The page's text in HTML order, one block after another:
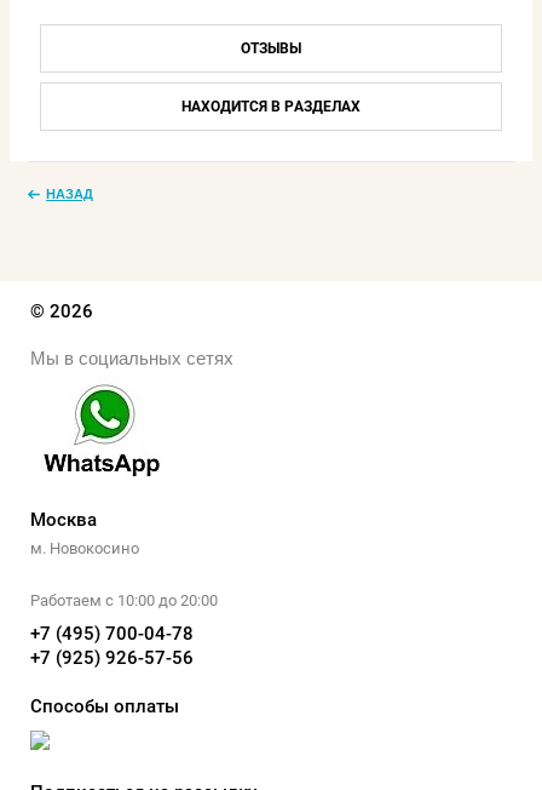
ОТЗЫВЫ
НАХОДИТСЯ В РАЗДЕЛАХ
НАЗАД
© 2026
Мы в социальных сетях
Москва
м. Новокосино
Работаем с 10:00 до 20:00
+7 (495) 700-04-78
+7 (925) 926-57-56
Способы оплаты